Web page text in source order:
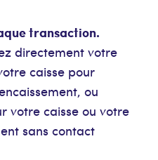
transaction.
directement votre
caisse pour
ou
votre caisse ou votre
sans contact